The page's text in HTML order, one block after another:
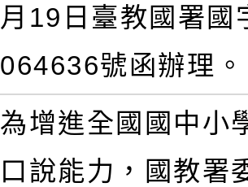
月19日臺教國署國
064636號函辦理。
為增進全國國中小
口說能力，國教署